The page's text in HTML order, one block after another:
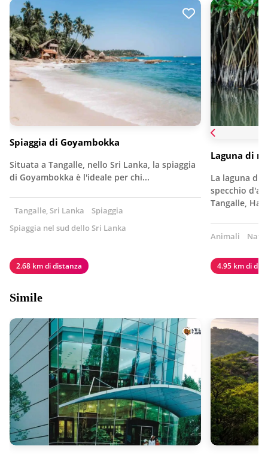
Spiaggia di Goyambokka
Situata a Tangalle, nello Sri Lanka, la spiaggia
di Goyambokka è l'ideale per chi...
Tangalle, Sri Lanka
Spiaggia
Spiaggia nel sud dello Sri Lanka
2.68 km di distanza
Laguna di
La laguna di
specchio
Tangalle,
Animali
4.95 km di
Simile